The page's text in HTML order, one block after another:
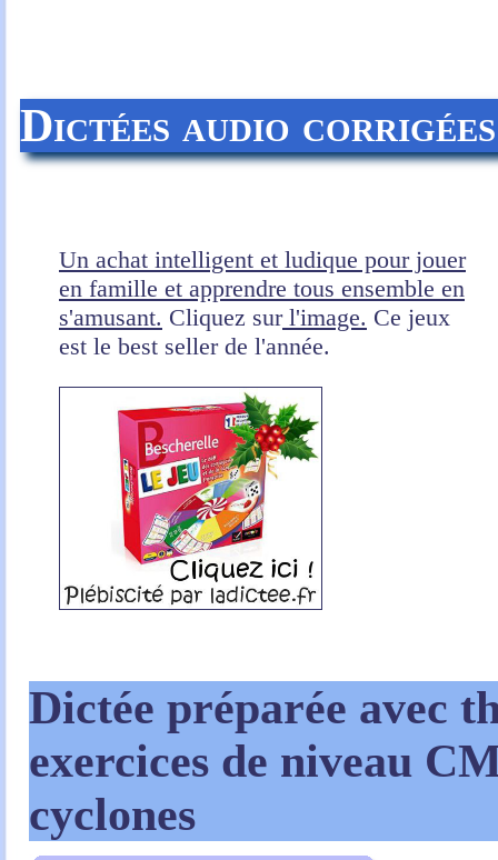
Dictées audio
Un achat intelligent et ludique pour jouer
en famille et apprendre tous ensemble en
s'amusant. Cliquez surl'image. Ce jeux
est le best seller de l'année.
Dictée préparée avec
exercices de niveau
cyclones